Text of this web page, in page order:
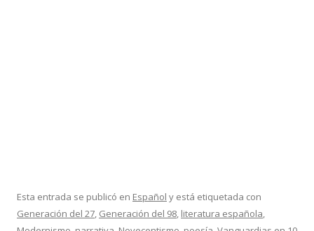
Esta entrada se publicó en Español y está etiquetada con
Generación del 27, Generación del 98, literatura española,